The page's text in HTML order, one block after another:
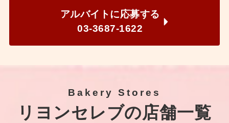
アルバイトに応募する
03-3687-1622
Bakery Stores
リヨンセレブの店舗一覧